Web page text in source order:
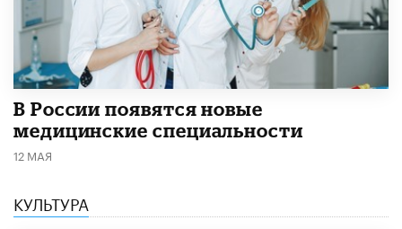
В России появятся новые
медицинские специальности
12 МАЯ
КУЛЬТУРА